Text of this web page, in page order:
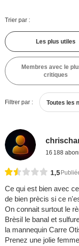
Trier par :
Les plus utiles
Membres avec le
critiques
Filtrer par : Toutes les
16 188
1,5
Ce qui est bien avec
de bien prècis si ce
On connait surtout le
Brèsil le banal et
la mannequin Carre
Prenez une jolie